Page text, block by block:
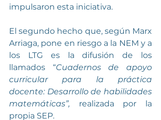
impulsaron esta iniciativa.
El segundo hecho que, según Marx
Arriaga, pone en riesgo a la NEM y a
los LTG es la difusión de los
llamados “Cuadernos de apoyo
curricular para la práctica
docente: Desarrollo de habilidades
matemáticas”, realizada por la
propia SEP.